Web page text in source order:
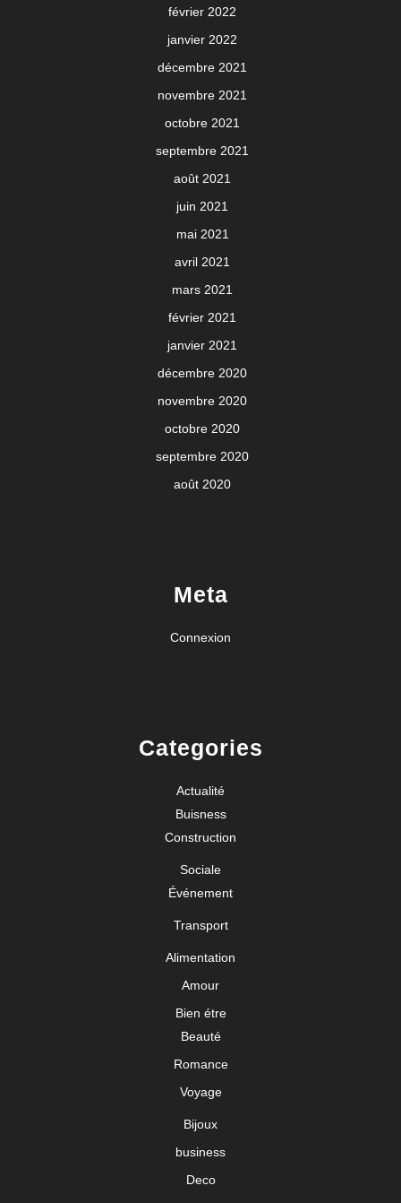
février 2022
janvier 2022
décembre 2021
novembre 2021
octobre 2021
septembre 2021
août 2021
juin 2021
mai 2021
avril 2021
mars 2021
février 2021
janvier 2021
décembre 2020
novembre 2020
octobre 2020
septembre 2020
août 2020
Meta
Connexion
Categories
Actualité
Buisness
Construction
Sociale
Événement
Transport
Alimentation
Amour
Bien étre
Beauté
Romance
Voyage
Bijoux
business
Deco